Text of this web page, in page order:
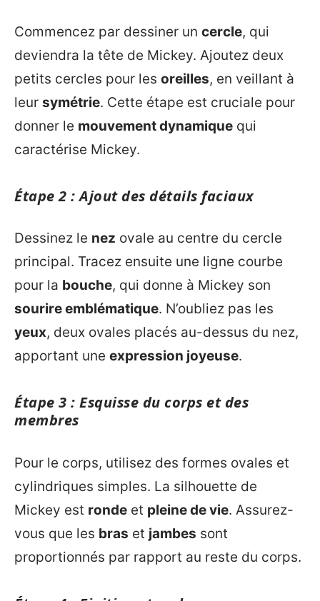
Commencez par dessiner un cercle, qui
deviendra la tête de Mickey. Ajoutez deux
petits cercles pour les oreilles, en veillant à
leur symétrie. Cette étape est cruciale pour
donner le mouvement dynamique qui
caractérise Mickey.
Étape 2 : Ajout des détails faciaux
Dessinez le nez ovale au centre du cercle
principal. Tracez ensuite une ligne courbe
pour la bouche, qui donne à Mickey son
sourire emblématique. N’oubliez pas les
yeux, deux ovales placés au-dessus du nez,
apportant une expression joyeuse.
Étape 3 : Esquisse du corps et des
membres
Pour le corps, utilisez des formes ovales et
cylindriques simples. La silhouette de
Mickey est ronde et pleine de vie. Assurez-
vous que les bras et jambes sont
proportionnés par rapport au reste du corps.